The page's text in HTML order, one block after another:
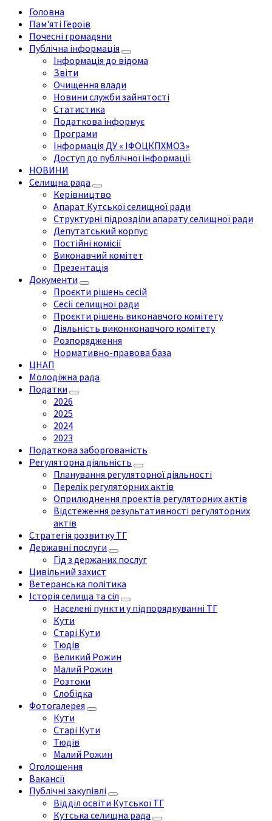
Головна
Пам'яті Героїв
Почесні громадяни
Публічна інформація
Інформація до відома
Звіти
Очищення влади
Новини служби зайнятості
Статистика
Податкова інформує
Програми
Інформація ДУ « ІФОЦКПХМОЗ»
Доступ до публічної інформації
НОВИНИ
Селищна рада
Керівництво
Апарат Кутської селищної ради
Структурні підрозділи апарату селищної ради
Депутатський корпус
Постійні комісії
Виконавчий комітет
Презентація
Документи
Проєкти рішень сесій
Сесії селищної ради
Проєкти рішень виконавчого комітету
Діяльність виконконавчого комітету
Розпорядження
Нормативно-правова база
ЦНАП
Молодіжна рада
Податки
2026
2025
2024
2023
Податкова заборгованість
Регуляторна діяльність
Планування регуляторної діяльності
Перелік регуляторних актів
Оприлюднення проектів регуляторних актів
Відстеження результативності регуляторних
актів
Стратегія розвитку ТГ
Державні послуги
Гід з держаних послуг
Цивільний захист
Ветеранська політика
Історія селища та сіл
Населені пункти у підпорядкуванні ТГ
Кути
Старі Кути
Тюдів
Великий Рожин
Малий Рожин
Розтоки
Слобідка
Фотогалерея
Кути
Старі Кути
Тюдів
Малий Рожин
Оголошення
Вакансії
Публічні закупівлі
Відділ освіти Кутської ТГ
Кутська селищна рада